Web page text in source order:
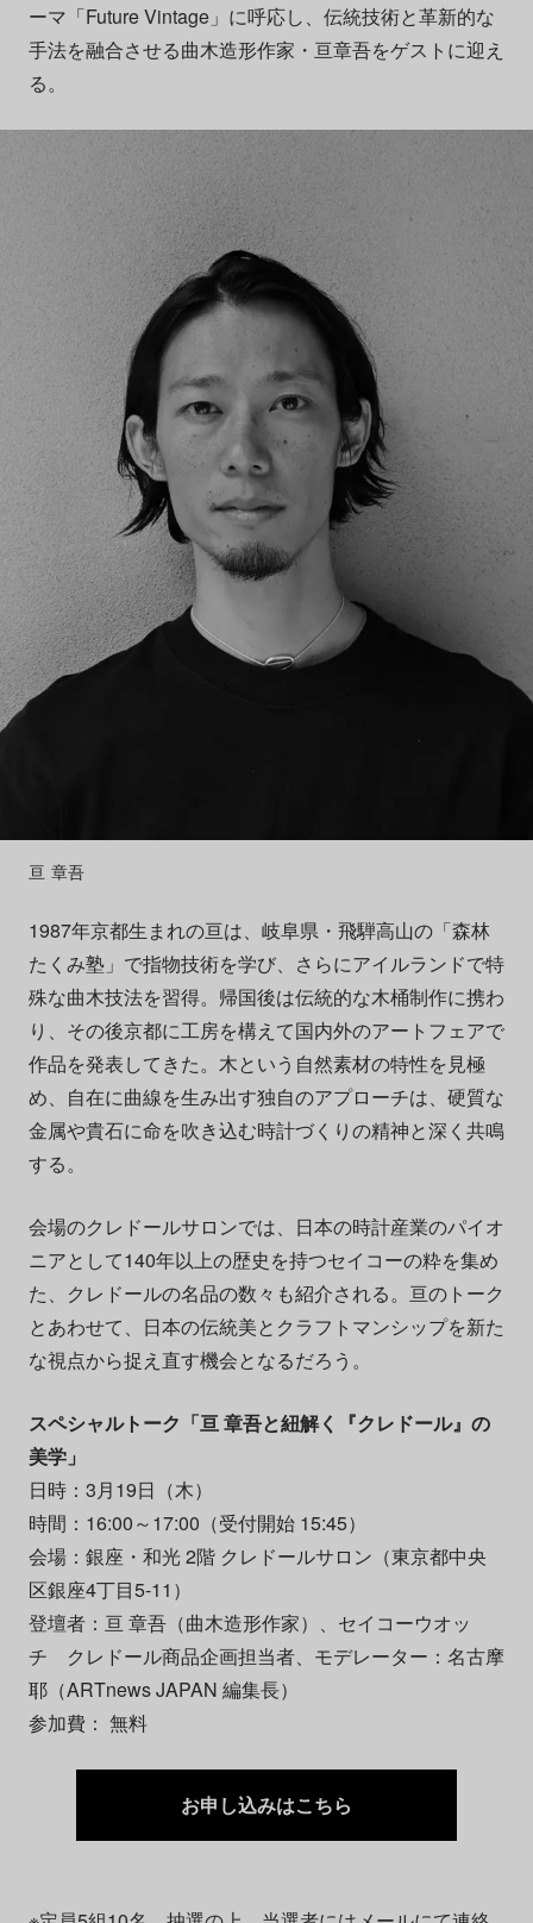
ーマ「Future Vintage」に呼応し、伝統技術と革新的な
手法を融合させる曲木造形作家・亘章吾をゲストに迎え
る。
亘 章吾
1987年京都生まれの亘は、岐阜県・飛騨高山の「森林
たくみ塾」で指物技術を学び、さらにアイルランドで特
殊な曲木技法を習得。帰国後は伝統的な木桶制作に携わ
り、その後京都に工房を構えて国内外のアートフェアで
作品を発表してきた。木という自然素材の特性を見極
め、自在に曲線を生み出す独自のアプローチは、硬質な
金属や貴石に命を吹き込む時計づくりの精神と深く共鳴
する。
会場のクレドールサロンでは、日本の時計産業のパイオ
ニアとして140年以上の歴史を持つセイコーの粋を集め
た、クレドールの名品の数々も紹介される。亘のトーク
とあわせて、日本の伝統美とクラフトマンシップを新た
な視点から捉え直す機会となるだろう。
スペシャルトーク「亘 章吾と紐解く『クレドール』の
美学」
日時：3月19日（木）
時間：16:00～17:00（受付開始 15:45）
会場：銀座・和光 2階 クレドールサロン（東京都中央
区銀座4丁目5-11）
登壇者：亘 章吾（曲木造形作家）、セイコーウオッ
チ クレドール商品企画担当者、モデレーター：名古摩
耶（ARTnews JAPAN 編集長）
参加費： 無料
お申し込みはこちら